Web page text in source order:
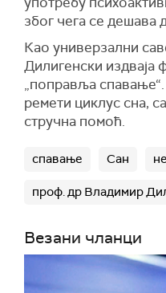
због чега се дешава
Као универзални
Дилигенски издваја
„поправља спавање“.
ремети циклус сна,
стручна помоћ.
спавање Сан
проф. др Владимир
Везани чланци